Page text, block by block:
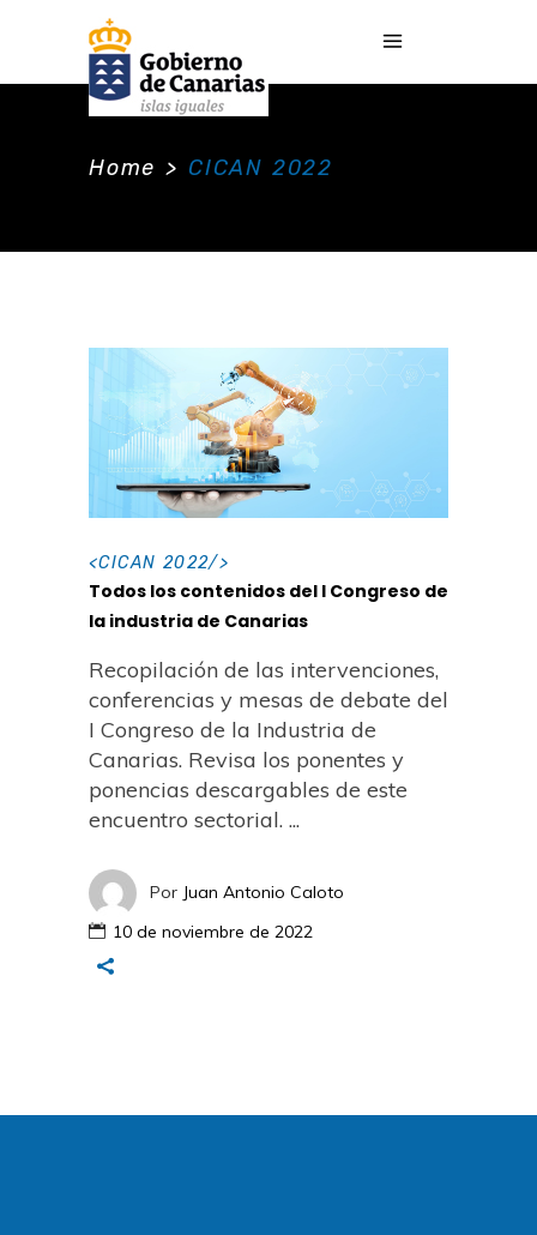
Home > CICAN 2022
<CICAN 2022/>
Todos los contenidos del I Congreso de
la industria de Canarias
Recopilación de las intervenciones,
conferencias y mesas de debate del
I Congreso de la Industria de
Canarias. Revisa los ponentes y
ponencias descargables de este
encuentro sectorial.
Por Juan Antonio Caloto
10 de noviembre de 2022